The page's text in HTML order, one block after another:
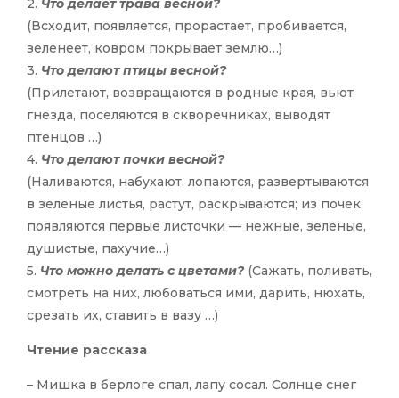
2. Что делает трава весной?
(Всходит, появляется, прорастает, пробивается,
зеленеет, ковром покрывает землю…)
3. Что делают птицы весной?
(Прилетают, возвращаются в родные края, вьют
гнезда, поселяются в скворечниках, выводят
птенцов …)
4. Что делают почки весной?
(Наливаются, набухают, лопаются, развертываются
в зеленые листья, растут, раскрываются; из почек
появляются первые листочки — нежные, зеленые,
душистые, пахучие…)
5. Что можно делать с цветами?(Сажать, поливать,
смотреть на них, любоваться ими, дарить, нюхать,
срезать их, ставить в вазу …)
Чтение рассказа
– Мишка в берлоге спал, лапу сосал. Солнце снег